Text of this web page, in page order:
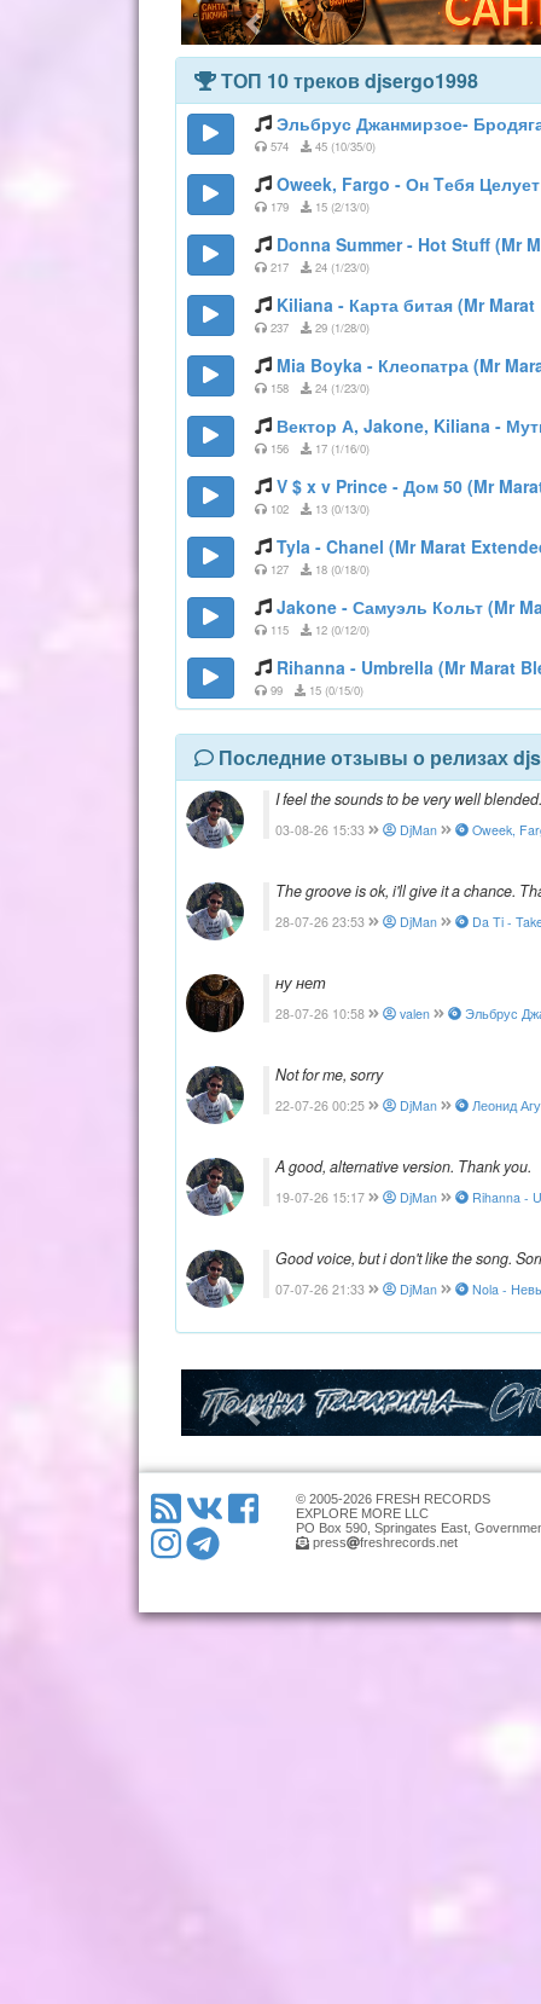
ТОП 10 треков djsergo1998
Эльбрус Джанмирзое-
574 45 (10/35/0)
Oweek, Fargo - Он Tебя
179 15 (2/13/0)
Donna Summer - Hot Stuff (Mr
217 24 (1/23/0)
Kiliana - Карта битая (Mr
237 29 (1/28/0)
Mia Boyka - Клеопатра (Mr
158 24 (1/23/0)
Вектор А, Jakone, Kiliana -
156 17 (1/16/0)
V $ x v Prince - Дом 50 (Mr
102 13 (0/13/0)
Tyla - Chanel (Mr Marat
127 18 (0/18/0)
Jakone - Самуэль Кольт (Mr
115 12 (0/12/0)
Rihanna - Umbrella (Mr Marat
99 15 (0/15/0)
Последние отзывы о релизах
I feel the sounds to be very well
03-08-26 15:33 DjMan Oweek,
The groove is ok, i'll give it a chance.
28-07-26 23:53 DjMan Da Ti -
ну нет
28-07-26 10:58 valen Эльбрус
Not for me, sorry
22-07-26 00:25 DjMan Леонид
A good, alternative version. Thank you.
19-07-26 15:17 DjMan Rihanna -
Good voice, but i don't like the song.
07-07-26 21:33 DjMan Nola -
© 2005-2026 FRESH RECORDS
EXPLORE MORE LLC
PO Box 590, Springates East,
press
freshrecords.net